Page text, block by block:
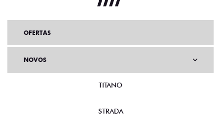
OFERTAS
NOVOS
TITANO
STRADA